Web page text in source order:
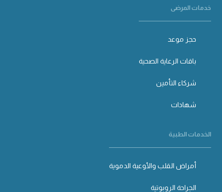
خدمات المرضى
حجز موعد
باقات الرعاية الصحية
شركاء التأمين
شهادات
الخدمات الطبية
أمراض القلب والأوعية الدموية
الجراحة الروبوتية